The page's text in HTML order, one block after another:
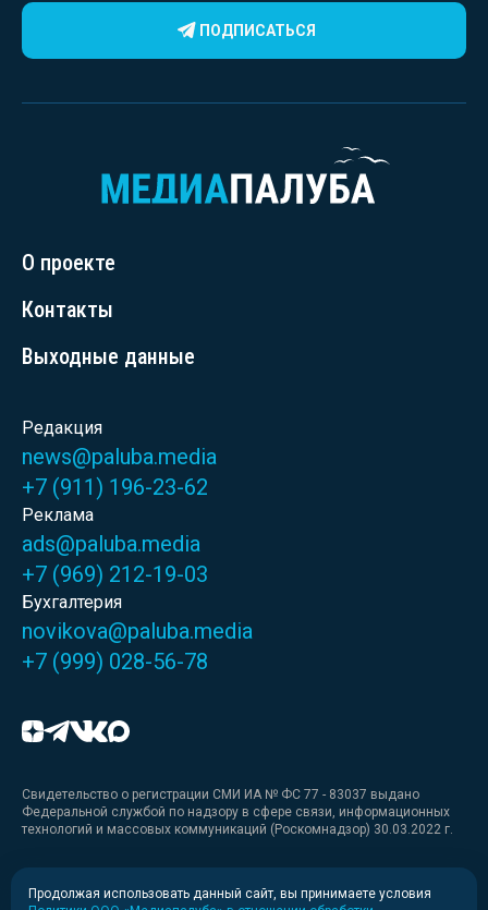
ПОДПИСАТЬСЯ
О проекте
Контакты
Выходные данные
Редакция
news@paluba.media
+7 (911) 196-23-62
Реклама
ads@paluba.media
+7 (969) 212-19-03
Бухгалтерия
novikova@paluba.media
+7 (999) 028-56-78
Свидетельство о регистрации СМИ ИА № ФС 77 - 83037 выдано
Федеральной службой по надзору в сфере связи, информационных
технологий и массовых коммуникаций (Роскомнадзор) 30.03.2022 г.
Медиакит
Продолжая использовать данный сайт, вы принимаете условия